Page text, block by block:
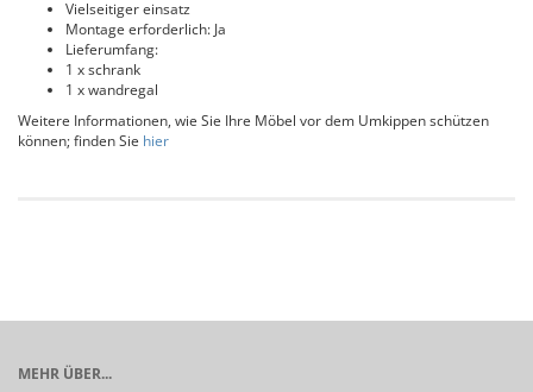
Vielseitiger einsatz
Montage erforderlich: Ja
Lieferumfang:
1 x schrank
1 x wandregal
Weitere Informationen, wie Sie Ihre Möbel vor dem Umkippen schützen
können; finden Sie hier
MEHR ÜBER...